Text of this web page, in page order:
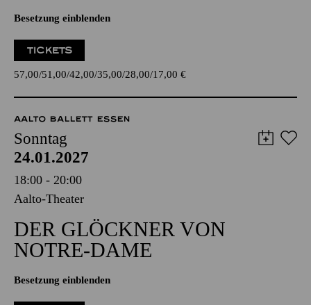
Besetzung einblenden
TICKETS
57,00 51,00 42,00 35,00 28,00 17,00 €
AALTO BALLETT ESSEN
Sonntag
24.01.2027
18:00 - 20:00
Aalto-Theater
DER GLÖCKNER­ VON
NOTRE-DAME
Besetzung einblenden